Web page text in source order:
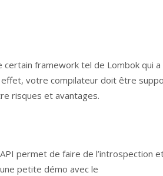
framework tel de Lombok qui a
effet, votre compilateur doit être
risques et avantages.
permet de faire de l’introspection
petite démo avec le